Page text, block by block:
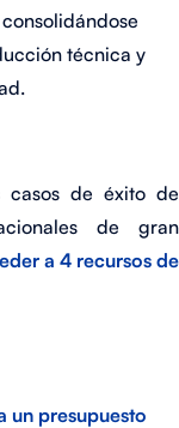
técnica y
casos de éxito de
de gran
a 4 recursos de
un presupuesto